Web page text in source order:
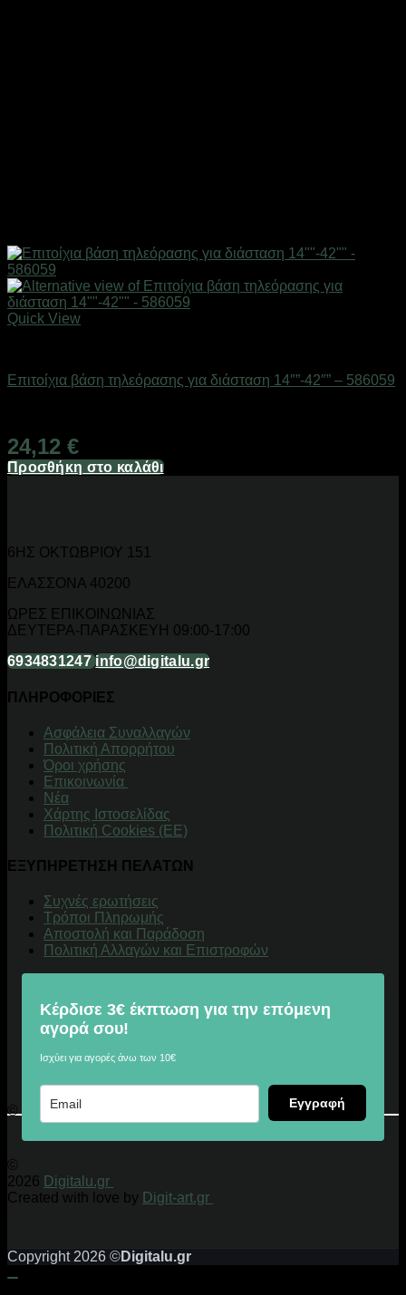
Quick View
Επιτοίχια βάση τηλεόρασης για διάσταση 14″”-42″” – 586059
24,12 €
Προσθήκη στο καλάθι
6ΗΣ ΟΚΤΩΒΡΙΟΥ 151
ΕΛΑΣΣΟΝΑ 40200
ΩΡΕΣ ΕΠΙΚΟΙΝΩΝΙΑΣ
ΔΕΥΤΕΡΑ-ΠΑΡΑΣΚΕΥΗ 09:00-17:00
6934831247 info@digitalu.gr
ΠΛΗΡΟΦΟΡΙΕΣ
Aσφάλεια Συναλλαγών
Πολιτική Απορρήτου
Όροι χρήσης
Επικοινωνία
Νέα
Χάρτης Ιστοσελίδας
Πολιτική Cookies (ΕΕ)
ΕΞΥΠΗΡΕΤΗΣΗ ΠΕΛΑΤΩΝ
Συχνές ερωτήσεις
Τρόποι Πληρωμής
Αποστολή και Παράδοση
Πολιτική Αλλαγών και Επιστροφών
Κέρδισε 3€ έκπτωση για την επόμενη
αγορά σου!
Ισχύει για αγορές άνω των 10€
Εγγραφή
© 2026 Digitalu.gr
©
2026 Digitalu.gr
Created with love by Digit-art.gr
Copyright 2026 ©Digitalu.gr